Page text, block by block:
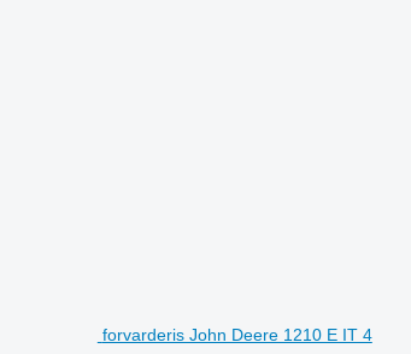
forvarderis John Deere 1210 E IT 4